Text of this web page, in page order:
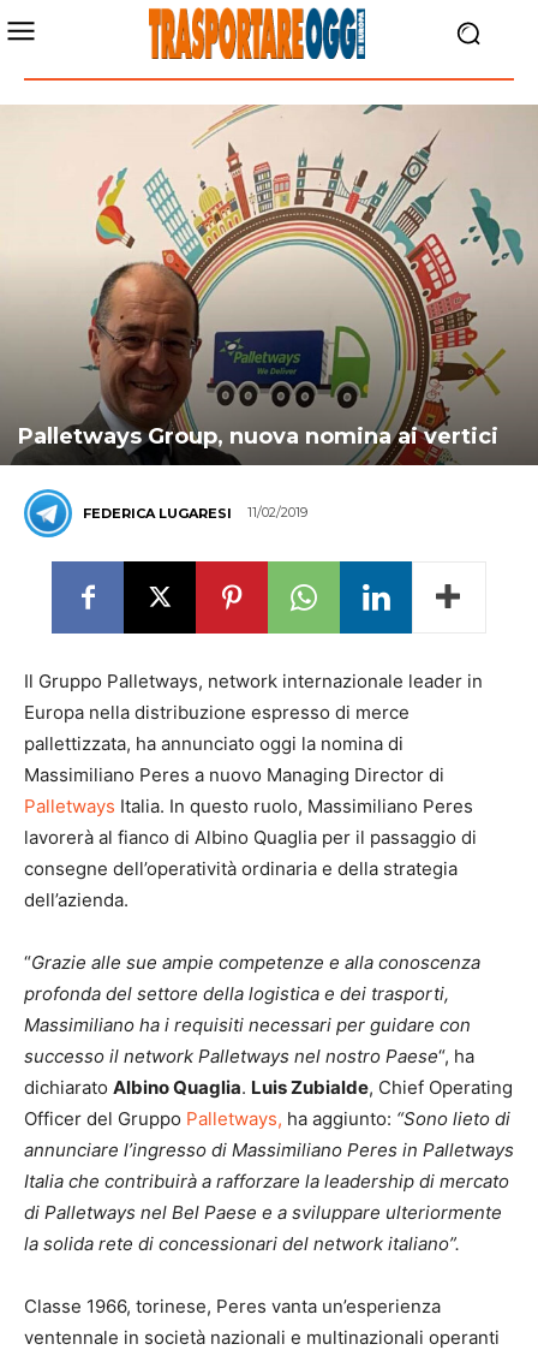
Palletways Group, nuova nomina ai vertici
FEDERICA LUGARESI 11/02/2019
Il Gruppo Palletways, network internazionale leader in
Europa nella distribuzione espresso di merce
pallettizzata, ha annunciato oggi la nomina di
Massimiliano Peres a nuovo Managing Director di
Palletways Italia. In questo ruolo, Massimiliano Peres
lavorerà al fianco di Albino Quaglia per il passaggio di
consegne dell’operatività ordinaria e della strategia
dell’azienda.
“Grazie alle sue ampie competenze e alla conoscenza
profonda del settore della logistica e dei trasporti,
Massimiliano ha i requisiti necessari per guidare con
successo il network Palletways nel nostro Paese“, ha
dichiarato Albino Quaglia. Luis Zubialde, Chief Operating
Officer del Gruppo Palletways, ha aggiunto: “Sono lieto di
annunciare l’ingresso di Massimiliano Peres in Palletways
Italia che contribuirà a rafforzare la leadership di mercato
di Palletways nel Bel Paese e a sviluppare ulteriormente
la solida rete di concessionari del network italiano”.
Classe 1966, torinese, Peres vanta un’esperienza
ventennale in società nazionali e multinazionali operanti